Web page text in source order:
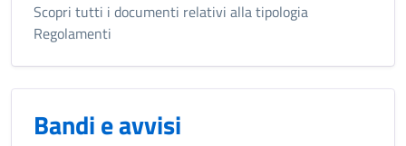
Scopri tutti i documenti relativi alla tipologia
Regolamenti
Bandi e avvisi